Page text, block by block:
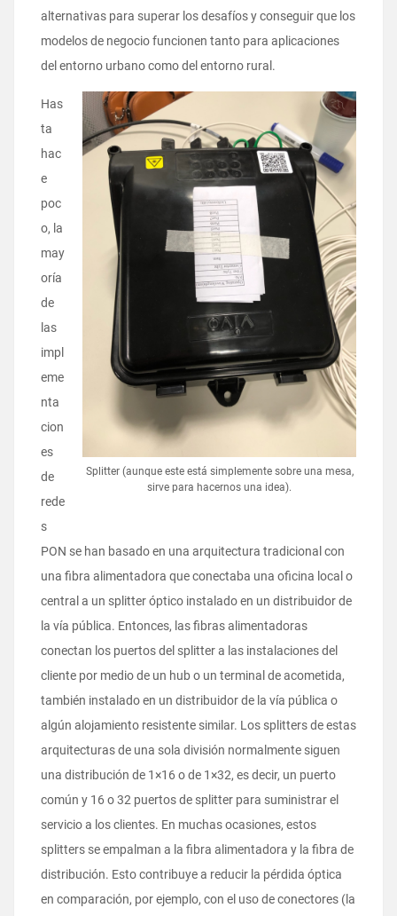
alternativas para superar los desafíos y conseguir que los
modelos de negocio funcionen tanto para aplicaciones
del entorno urbano como del entorno rural.
Splitter (aunque este está simplemente sobre una mesa,
sirve para hacernos una idea).
Has
ta
hac
e
poc
o, la
may
oría
de
las
impl
eme
nta
cion
es
de
rede
s
PON se han basado en una arquitectura tradicional con
una fibra alimentadora que conectaba una oficina local o
central a un splitter óptico instalado en un distribuidor de
la vía pública. Entonces, las fibras alimentadoras
conectan los puertos del splitter a las instalaciones del
cliente por medio de un hub o un terminal de acometida,
también instalado en un distribuidor de la vía pública o
algún alojamiento resistente similar. Los splitters de estas
arquitecturas de una sola división normalmente siguen
una distribución de 1×16 o de 1×32, es decir, un puerto
común y 16 o 32 puertos de splitter para suministrar el
servicio a los clientes. En muchas ocasiones, estos
splitters se empalman a la fibra alimentadora y la fibra de
distribución. Esto contribuye a reducir la pérdida óptica
en comparación, por ejemplo, con el uso de conectores (la